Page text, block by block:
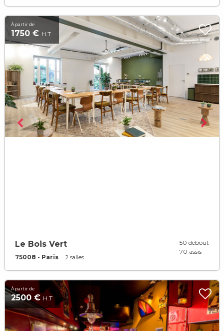
À partir de
1750 € H.T
Le Bois Vert
75008 - Paris 2 salles
50 debout
70 assis
À partir de
2500 € H.T